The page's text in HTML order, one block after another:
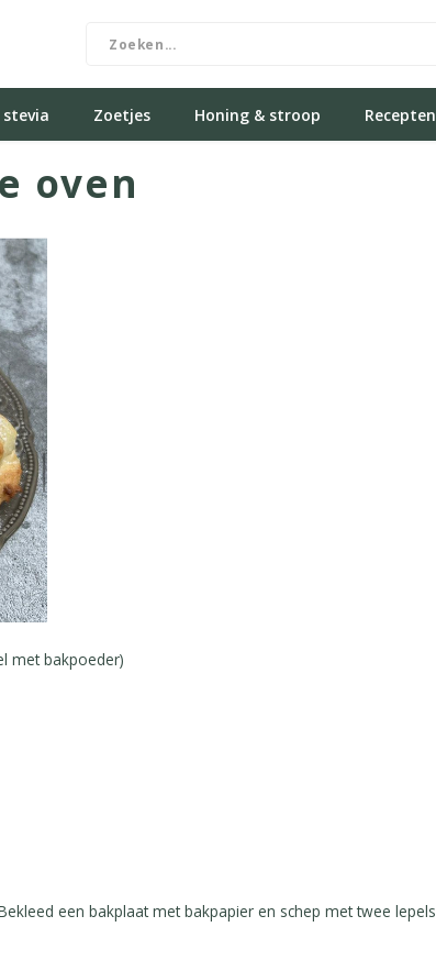
Zoetjes Honing & stroop Recepten
oven
met bakpoeder)
een bakplaat met bakpapier en schep met twee